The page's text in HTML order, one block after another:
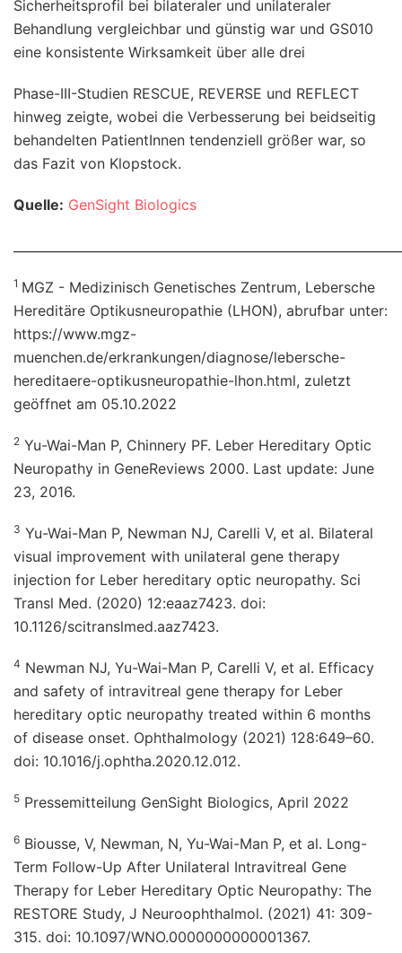
Sicherheitsprofil bei bilateraler und unilateraler
Behandlung vergleichbar und günstig war und GS010
eine konsistente Wirksamkeit über alle drei
Phase-III-Studien RESCUE, REVERSE und REFLECT
hinweg zeigte, wobei die Verbesserung bei beidseitig
behandelten PatientInnen tendenziell größer war, so
das Fazit von Klopstock.
Quelle: GenSight Biologics
1 MGZ - Medizinisch Genetisches Zentrum, Lebersche
Hereditäre Optikusneuropathie (LHON), abrufbar unter:
https://www.mgz-
muenchen.de/erkrankungen/diagnose/lebersche-
hereditaere-optikusneuropathie-lhon.html, zuletzt
geöffnet am 05.10.2022
2 Yu-Wai-Man P, Chinnery PF. Leber Hereditary Optic
Neuropathy in GeneReviews 2000. Last update: June
23, 2016.
3 Yu-Wai-Man P, Newman NJ, Carelli V, et al. Bilateral
visual improvement with unilateral gene therapy
injection for Leber hereditary optic neuropathy. Sci
Transl Med. (2020) 12:eaaz7423. doi:
10.1126/scitranslmed.aaz7423.
4 Newman NJ, Yu-Wai-Man P, Carelli V, et al. Efficacy
and safety of intravitreal gene therapy for Leber
hereditary optic neuropathy treated within 6 months
of disease onset. Ophthalmology (2021) 128:649–60.
doi: 10.1016/j.ophtha.2020.12.012.
5 Pressemitteilung GenSight Biologics, April 2022
6 Biousse, V, Newman, N, Yu-Wai-Man P, et al. Long-
Term Follow-Up After Unilateral Intravitreal Gene
Therapy for Leber Hereditary Optic Neuropathy: The
RESTORE Study, J Neuroophthalmol. (2021) 41: 309-
315. doi: 10.1097/WNO.0000000000001367.